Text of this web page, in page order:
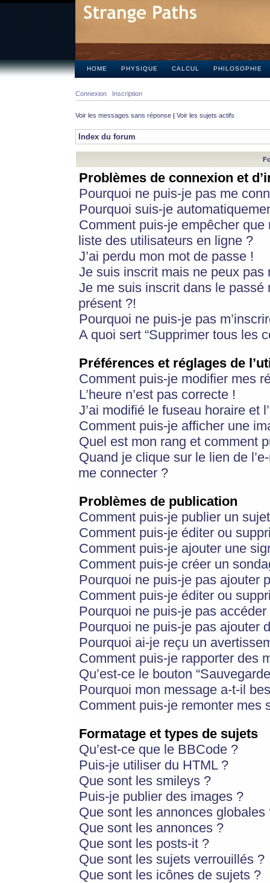
HOME PHYSIQUE CALCUL PHILOSOPHIE
Connexion Inscription
Voir les messages sans réponse | Voir les sujets actifs
Index du forum
Problèmes de connexion et
Pourquoi ne puis-je pas me
Pourquoi suis-je
Comment puis-je empêcher
liste des utilisateurs en ligne ?
J’ai perdu mon mot de passe !
Je suis inscrit mais ne peux pas
Je me suis inscrit dans le
présent ?!
Pourquoi ne puis-je pas
A quoi sert “Supprimer tous les
Préférences et réglages de
Comment puis-je modifier mes
L’heure n’est pas correcte !
J’ai modifié le fuseau horaire et
Comment puis-je afficher une
Quel est mon rang et comment
Quand je clique sur le lien de
me connecter ?
Problèmes de publication
Comment puis-je publier un
Comment puis-je éditer ou
Comment puis-je ajouter une
Comment puis-je créer un
Pourquoi ne puis-je pas ajouter
Comment puis-je éditer ou
Pourquoi ne puis-je pas
Pourquoi ne puis-je pas ajouter
Pourquoi ai-je reçu un
Comment puis-je rapporter des
Qu’est-ce le bouton
Pourquoi mon message a-t-il
Comment puis-je remonter mes
Formatage et types de sujets
Qu’est-ce que le BBCode ?
Puis-je utiliser du HTML ?
Que sont les smileys ?
Puis-je publier des images ?
Que sont les annonces globales
Que sont les annonces ?
Que sont les posts-it ?
Que sont les sujets verrouillés ?
Que sont les icônes de sujets ?